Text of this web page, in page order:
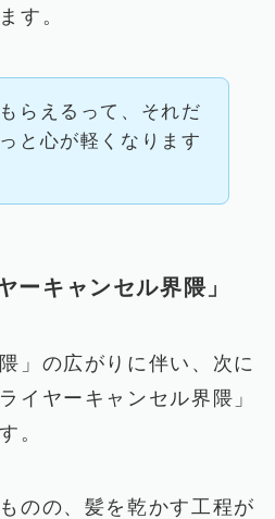
す。
らえるって、それだ
と心が軽くなります
ーキャンセル界隈」
」の広がりに伴い、次に
イヤーキャンセル界隈」
。
のの、髪を乾かす工程が